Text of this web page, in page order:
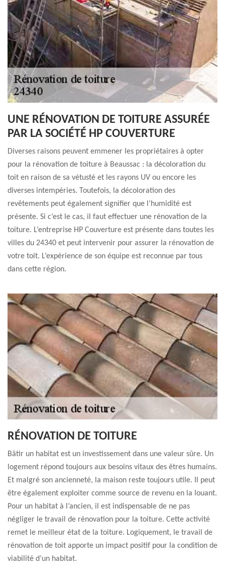
UNE RÉNOVATION DE TOITURE ASSURÉE
PAR LA SOCIÉTÉ HP COUVERTURE
Diverses raisons peuvent emmener les propriétaires à opter
pour la rénovation de toiture à Beaussac : la décoloration du
toit en raison de sa vétusté et les rayons UV ou encore les
diverses intempéries. Toutefois, la décoloration des
revêtements peut également signifier que l’humidité est
présente. Si c’est le cas, il faut effectuer une rénovation de la
toiture. L’entreprise HP Couverture est présente dans toutes les
villes du 24340 et peut intervenir pour assurer la rénovation de
votre toit. L’expérience de son équipe est reconnue par tous
dans cette région.
RÉNOVATION DE TOITURE
Bâtir un habitat est un investissement dans une valeur sûre. Un
logement répond toujours aux besoins vitaux des êtres humains.
Et malgré son ancienneté, la maison reste toujours utile. Il peut
être également exploiter comme source de revenu en la louant.
Pour un habitat à l’ancien, il est indispensable de ne pas
négliger le travail de rénovation pour la toiture. Cette activité
remet le meilleur état de la toiture. Logiquement, le travail de
rénovation de toit apporte un impact positif pour la condition de
viabilité d’un habitat.